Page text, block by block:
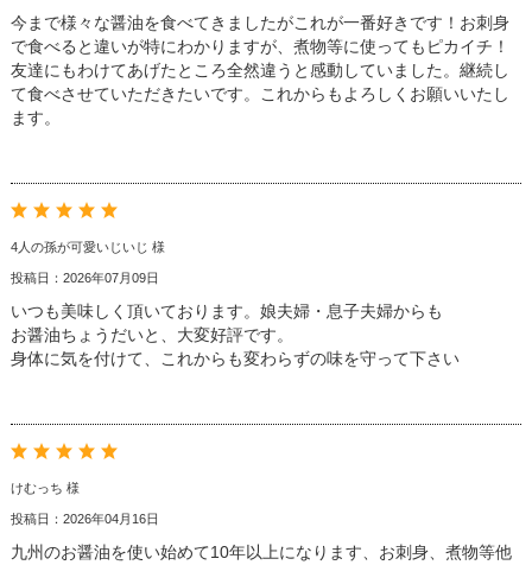
今まで様々な醤油を食べてきましたがこれが一番好きです！お刺身
で食べると違いが特にわかりますが、煮物等に使ってもピカイチ！
友達にもわけてあげたところ全然違うと感動していました。継続し
て食べさせていただきたいです。これからもよろしくお願いいたし
ます。
4人の孫が可愛いじいじ 様
投稿日：2026年07月09日
いつも美味しく頂いております。娘夫婦・息子夫婦からも
お醤油ちょうだいと、大変好評です。
身体に気を付けて、これからも変わらずの味を守って下さい
けむっち 様
投稿日：2026年04月16日
九州のお醤油を使い始めて10年以上になります、お刺身、煮物等他